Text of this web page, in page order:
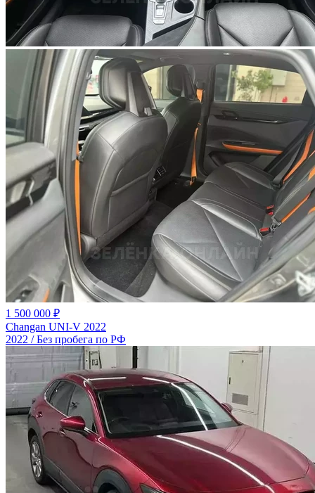
1 500 000 ₽
Changan UNI-V 2022
2022 / Без пробега по РФ